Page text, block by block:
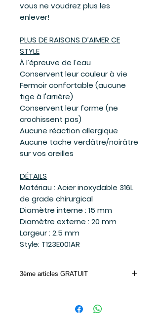
vous ne voudrez plus les
enlever!
PLUS DE RAISONS D’AIMER CE
STYLE
À l’épreuve de l’eau
Conservent leur couleur à vie
Fermoir confortable (aucune
tige à l'arrière)
Conservent leur forme (ne
crochissent pas)
Aucune réaction allergique
Aucune tache verdâtre/noirâtre
sur vos oreilles
DÉTAILS
Matériau : Acier inoxydable 316L
de grade chirurgical
Diamètre interne : 15 mm
Diamètre externe : 20 mm
Largeur : 2.5 mm
Style: T123E001AR
3ème articles GRATUIT
Entrez le code promo dans votre panier